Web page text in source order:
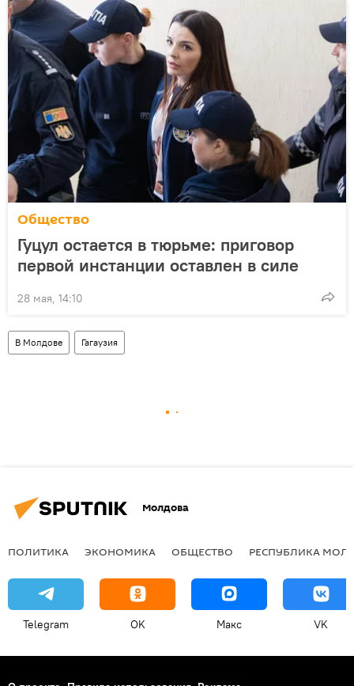
Общество
Гуцул остается в тюрьме: приговор
первой инстанции оставлен в силе
28 мая, 14:10
В Молдове Гагаузия
Молдова
ПОЛИТИКА ЭКОНОМИКА ОБЩЕСТВО РЕСПУБЛИКА
Telegram OK Макс VK